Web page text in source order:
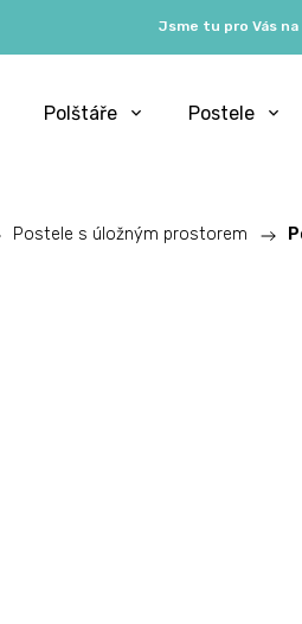
Jsme tu pro Vás na
Polštáře Postele
Postele s úložným prostorem /